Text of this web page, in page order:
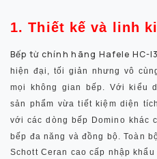
1. Thiết kế và linh
Bếp từ chính hãng Hafele HC-
hiện đại, tối giản nhưng vô
mọi không gian bếp. Với
kiểu
sản phẩm vừa tiết kiệm diện
với các dòng bếp Domino khác
bếp đa năng vàđồng bộ. Toàn
Schott Ceran cao cấp nhập